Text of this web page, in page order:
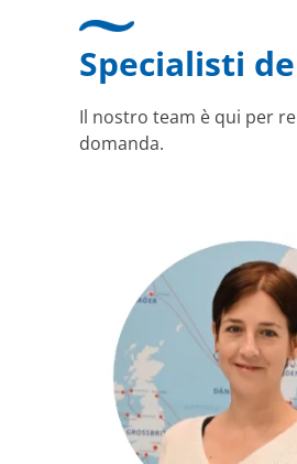
Specialisti
Il nostro team è qui per
domanda.